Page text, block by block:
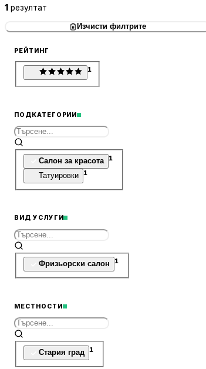
1 резултат
Изчисти филтрите
РЕЙТИНГ
1
ПОДКАТЕГОРИИ
Салон за красота 1
Татуировки 1
ВИД УСЛУГИ
Фризьорски салон 1
МЕСТНОСТИ
Стария град 1